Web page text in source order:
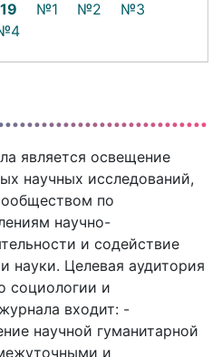
№1 №2
№3
является освещение
научных исследований,
по
научно-
и содействие
науки. Целевая аудитория
социологии и
входит: -
научной гуманитарной
и